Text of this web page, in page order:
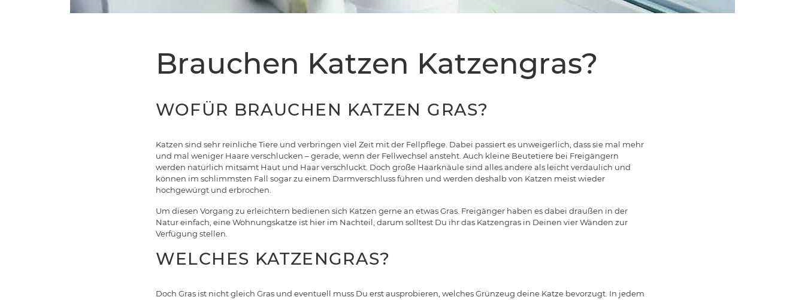
Brauchen Katzen Katzengras?
WOFÜR BRAUCHEN KATZEN GRAS?
Katzen sind sehr reinliche Tiere und verbringen viel Zeit mit der Fellpflege. Dabei passiert es unweigerlich, dass sie mal mehr
und mal weniger Haare verschlucken – gerade, wenn der Fellwechsel ansteht. Auch kleine Beutetiere bei Freigängern
werden natürlich mitsamt Haut und Haar verschluckt. Doch große Haarknäule sind alles andere als leicht verdaulich und
können im schlimmsten Fall sogar zu einem Darmverschluss führen und werden deshalb von Katzen meist wieder
hochgewürgt und erbrochen.
Um diesen Vorgang zu erleichtern bedienen sich Katzen gerne an etwas Gras. Freigänger haben es dabei draußen in der
Natur einfach, eine Wohnungskatze ist hier im Nachteil, darum solltest Du ihr das Katzengras in Deinen vier Wänden zur
Verfügung stellen.
WELCHES KATZENGRAS?
Doch Gras ist nicht gleich Gras und eventuell muss Du erst ausprobieren, welches Grünzeug deine Katze bevorzugt. In jedem